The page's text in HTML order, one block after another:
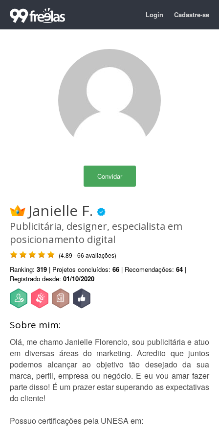
Login Cadastre-se
Convidar
Janielle F.
Publicitária, designer, especialista em
posicionamento digital
(4.89 - 66 avaliações)
Ranking: 319 | Projetos concluídos: 66 | Recomendações: 64 |
Registrado desde: 01/10/2020
Sobre mim:
Olá, me chamo Janielle Florencio, sou publicitária e atuo
em diversas áreas do marketing. Acredito que juntos
podemos alcançar ao objetivo tão desejado da sua
marca, perfil, empresa ou negócio. E eu vou amar fazer
parte disso! É um prazer estar superando as expectativas
do cliente!
Possuo certificações pela UNESA em: